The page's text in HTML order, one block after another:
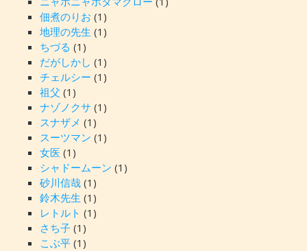
佃煮のりお (1)
地理の先生 (1)
ちづる (1)
だがしかし (1)
チェルシー (1)
祖父 (1)
ナゾノクサ (1)
スナザメ (1)
スーツマン (1)
女医 (1)
シャドームーン (1)
砂川信哉(1)
鈴木先生 (1)
レトルト (1)
さち子(1)
こぶ平(1)